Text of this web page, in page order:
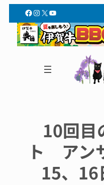
Facebook
Instagram
X YouTube
10回目
ト アン
15、16